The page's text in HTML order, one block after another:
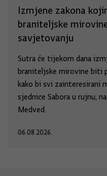
Izmjene zakona
braniteljske
savjetovanju
Sutra će tijekom dana
braniteljske mirovine biti
kako bi svi zainteresirani
sjednice Sabora u rujnu,
Medved.
06.08.2026.